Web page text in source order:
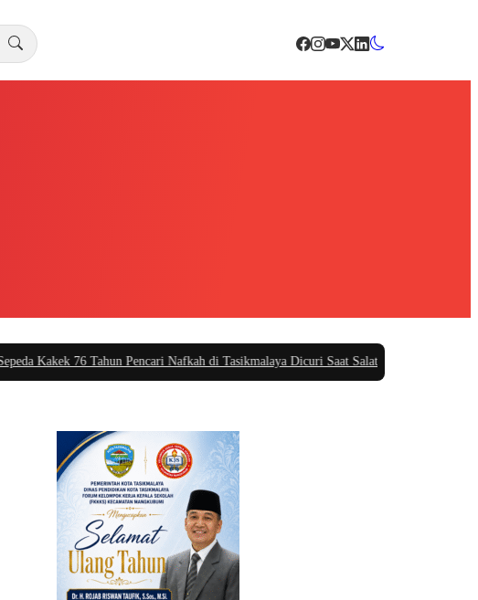
76 Tahun Pencari Nafkah di Tasikmalaya Dicuri Saat Salat Jumat, Warganet Ramai